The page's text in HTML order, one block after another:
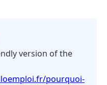
version of the
pourquoi-